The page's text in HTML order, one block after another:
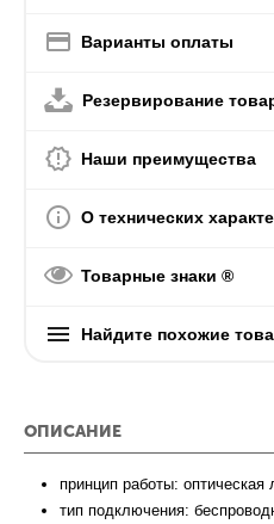
Варианты оплаты
Резервирование
Наши преимущества
О технических
Товарные знаки ®
Найдите похожие
ОПИСАНИЕ
принцип работы: оптическая
тип подключения: